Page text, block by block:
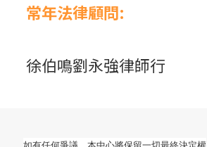
常年法律顧問:
徐伯鳴劉永強律師行